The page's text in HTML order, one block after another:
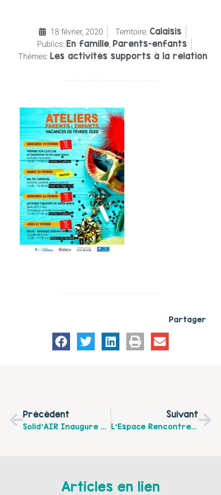
18 février, 2020 Territoire: Calaisis
Publics: En famille Parents-enfants
Thèmes: Les activités supports à la relation
Partager
Précédent
Solid'AIR Inaugure Ses Nouveaux Locaux À Bois En Ardres (356 Rue Des Rosiers), Samedi 15 Février 2020. AU Programme : Assemblée Générale, Inauguration, Buffet Et Portes Ouvertes.
Suivant
L'Espace Rencontre De Calais Continue De Garder Le Lien Avec Les Parents, Et Les Enfants Même À Distance !
Articles en lien